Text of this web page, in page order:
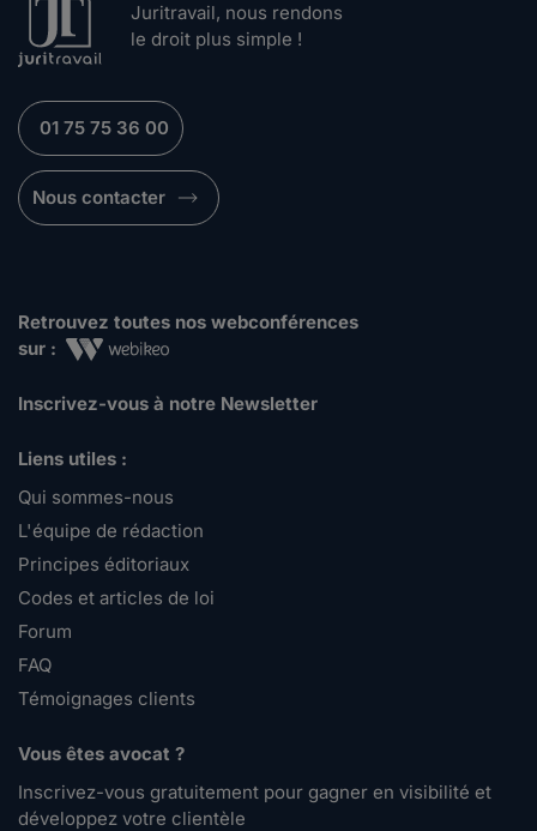
Juritravail, nous rendons
le droit plus simple !
01 75 75 36 00
Nous contacter
Retrouvez toutes nos webconférences
sur :
Inscrivez-vous à notre Newsletter
Liens utiles :
Qui sommes-nous
L'équipe de rédaction
Principes éditoriaux
Codes et articles de loi
Forum
FAQ
Témoignages clients
Vous êtes avocat ?
Inscrivez-vous gratuitement pour gagner en visibilité et
développez votre clientèle